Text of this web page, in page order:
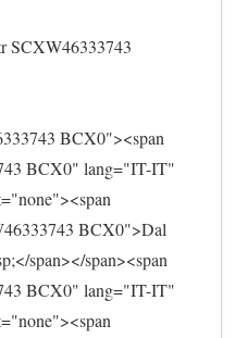
SCXW46333743
BCX0"><span
BCX0" lang="IT-IT"
BCX0">Dal
span></span><span
BCX0" lang="IT-IT"